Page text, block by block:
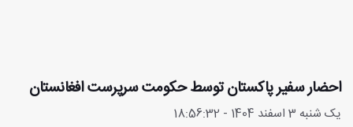
احضار سفیر پاکستان توسط حکومت سرپرست افغانستان
یک شنبه 3 اسفند 1404 - 18:56:32